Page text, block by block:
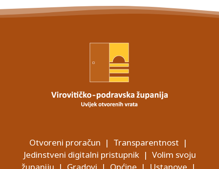
Otvoreni proračun | Transparentnost |
Jedinstveni digitalni pristupnik| Volim svoju